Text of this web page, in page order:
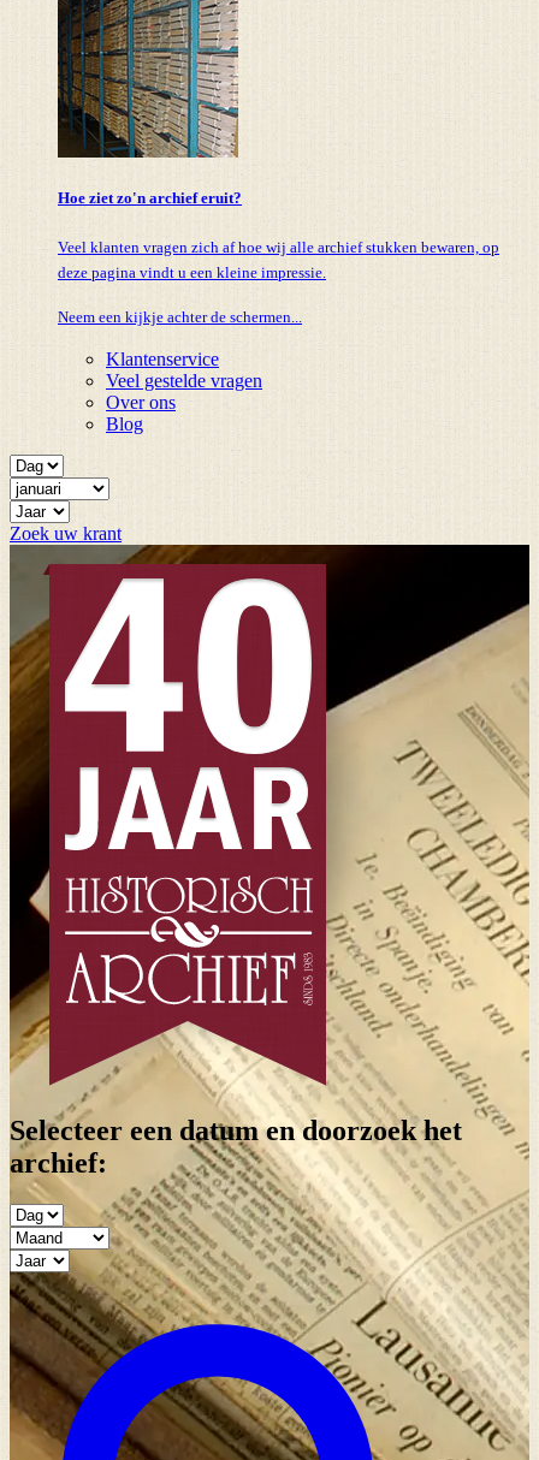
Hoe ziet zo'n archief eruit?
Veel klanten vragen zich af hoe wij alle archief stukken bewaren, op
deze pagina vindt u een kleine impressie.
Neem een kijkje achter de schermen...
Klantenservice
Veel gestelde vragen
Over ons
Blog
Zoek uw krant
Selecteer een datum en doorzoek het
archief: